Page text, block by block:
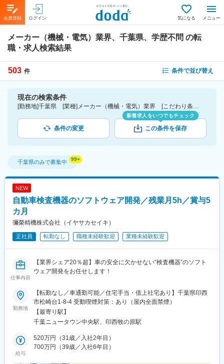
会員登録 ログイン 気になる メニュー
メーカー（機械・電気）業界、千葉県、学歴不問 の転
職・求人検索結果
503 件 条件で並び替え
現在の検索条件
[勤務地]千葉県 [業種]メーカー（機械・電気）業界 [こだわり条件ピックアップ]学歴不問 [詳細条件](募集・採用情報)学歴不問
条件の変更
新着求人をいつでもチェック
この条件を保存
千葉県のみで募集中
NEW
自動車検査機器のソフトウェア開発／残業月5h／賞与5
カ月
彌榮精機株式会社（イヤサカセイキ）
正社員 転勤なし 職種未経験歓迎 業種未経験歓迎
仕事内容
【業界シェア20％超】車の安全に欠かせない“検査機器”のソフト
ウェア開発をお任せします！
勤務地
【転勤なし／車通勤可能／住宅手当・借上社宅あり】千葉県印西
市松崎台1-8-4 受動喫煙対策：あり（屋内全面禁煙）
【最寄り駅】
千葉ニュータウン中央駅、印西牧の原駅
給与
520万円（31歳／入社2年目）
700万円（39歳／入社6年目）